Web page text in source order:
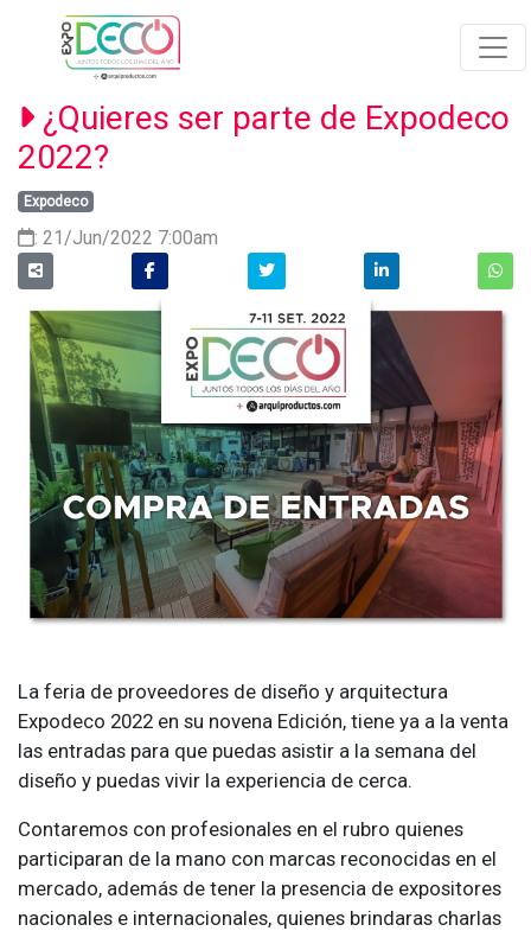
¿Quieres ser parte de Expodeco
2022?
Expodeco
: 21/Jun/2022 7:00am
La feria de proveedores de diseño y arquitectura
Expodeco 2022 en su novena Edición, tiene ya a la venta
las entradas para que puedas asistir a la semana del
diseño y puedas vivir la experiencia de cerca.
Contaremos con profesionales en el rubro quienes
participaran de la mano con marcas reconocidas en el
mercado, además de tener la presencia de expositores
nacionales e internacionales, quienes brindaras charlas